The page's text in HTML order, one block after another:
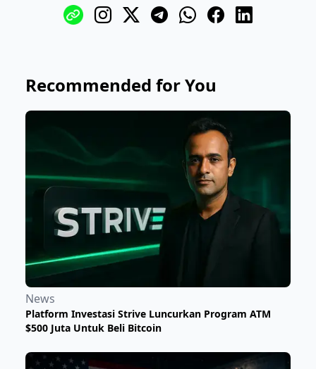
Recommended for You
News
Platform Investasi Strive Luncurkan Program ATM
$500 Juta Untuk Beli Bitcoin